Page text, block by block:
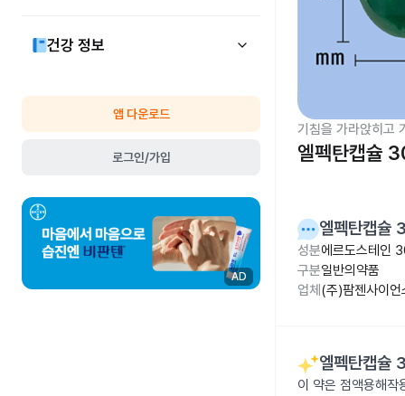
건강 정보
앱 다운로드
로그인/가입
AD
기침을 가라앉히고
엘펙탄캡슐
엘펙탄캡
성분에르도스테인
구분일반의약품
업체 (주)팜젠사이언
엘펙탄캡
이 약은 점액용해작